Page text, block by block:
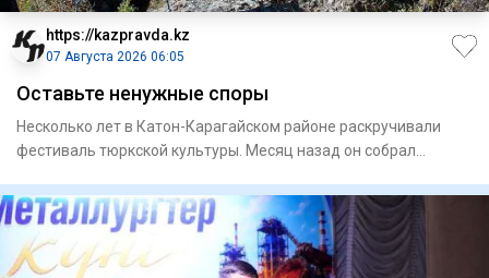
https://kazpravda.kz
07 Августа 2026 06:05
Оставьте ненужные споры
Несколько лет в Катон-Карагайском районе раскручивали
фестиваль тюркской культуры. Месяц назад он собрал